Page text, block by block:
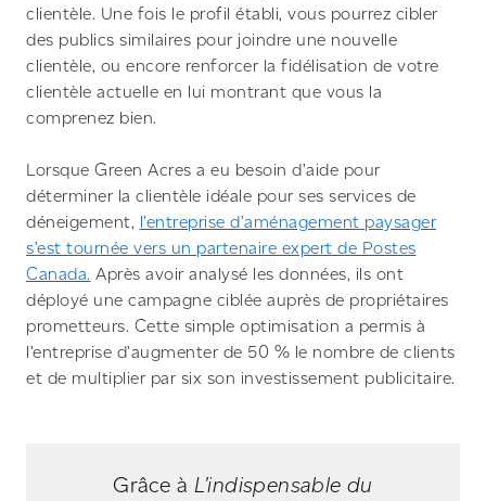
clientèle. Une fois le profil établi, vous pourrez cibler
des publics similaires pour joindre une nouvelle
clientèle, ou encore renforcer la fidélisation de votre
clientèle actuelle en lui montrant que vous la
comprenez bien.
Lorsque Green Acres a eu besoin d’aide pour
déterminer la clientèle idéale pour ses services de
déneigement, l’entreprise d’aménagement paysager
s’est tournée vers un partenaire expert de Postes
Canada. Après avoir analysé les données, ils ont
déployé une campagne ciblée auprès de propriétaires
prometteurs. Cette simple optimisation a permis à
l’entreprise d’augmenter de 50 % le nombre de clients
et de multiplier par six son investissement publicitaire.
Grâce à L’indispensable du